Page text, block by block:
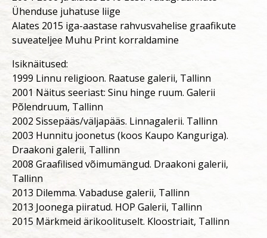
Ühenduse juhatuse liige
Alates 2015 iga-aastase rahvusvahelise graafikute
suveateljee Muhu Print korraldamine
Isiknäitused:
1999 Linnu religioon. Raatuse galerii, Tallinn
2001 Näitus seeriast: Sinu hinge ruum. Galerii
Põlendruum, Tallinn
2002 Sissepääs/väljapääs. Linnagalerii. Tallinn
2003 Hunnitu joonetus (koos Kaupo Kanguriga).
Draakoni galerii, Tallinn
2008 Graafilised võimumängud. Draakoni galerii,
Tallinn
2013 Dilemma. Vabaduse galerii, Tallinn
2013 Joonega piiratud. HOP Galerii, Tallinn
2015 Märkmeid ärikoolituselt. Kloostriait, Tallinn